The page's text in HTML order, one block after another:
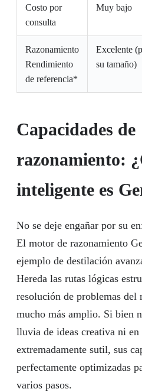
Costo por
consulta
Muy bajo
Razonamiento
Rendimiento
de referencia*
Excelente
su tamaño)
Capacidades de
razonamiento:
inteligente es
No se deje engañar por su
El motor de razonamiento
ejemplo de destilación
Hereda las rutas lógicas
resolución de problemas
mucho más amplio. Si bien
lluvia de ideas creativa ni
extremadamente sutil, sus
perfectamente optimizadas
varios pasos.